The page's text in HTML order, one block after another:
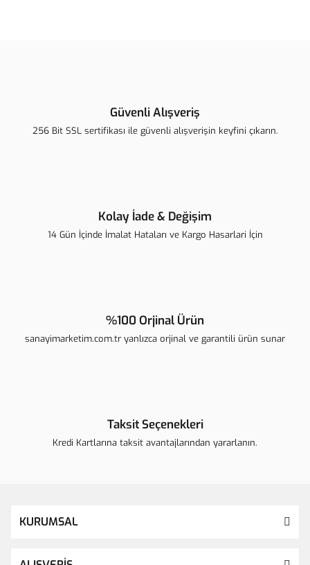
Ürün açıklamasında eksik bilgiler bulunuyor.
Güvenli Alışveriş
256 Bit SSL sertifikası ile güvenli alışverişin keyfini çıkarın.
Kolay İade & Değişim
14 Gün İçinde İmalat Hataları ve Kargo Hasarlari İçin
%100 Orjinal Ürün
sanayimarketim.com.tr yanlızca orjinal ve garantili ürün sunar
Taksit Seçenekleri
Kredi Kartlarına taksit avantajlarından yararlanın.
KURUMSAL